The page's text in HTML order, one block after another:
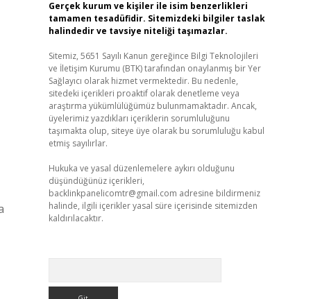
Gerçek kurum ve kişiler ile isim benzerlikleri
tamamen tesadüfidir. Sitemizdeki bilgiler taslak
halindedir ve tavsiye niteliği taşımazlar.
Sitemiz, 5651 Sayılı Kanun gereğince Bilgi Teknolojileri
ve İletişim Kurumu (BTK) tarafından onaylanmış bir Yer
Sağlayıcı olarak hizmet vermektedir. Bu nedenle,
sitedeki içerikleri proaktif olarak denetleme veya
araştırma yükümlülüğümüz bulunmamaktadır. Ancak,
üyelerimiz yazdıkları içeriklerin sorumluluğunu
taşımakta olup, siteye üye olarak bu sorumluluğu kabul
etmiş sayılırlar.
Hukuka ve yasal düzenlemelere aykırı olduğunu
düşündüğünüz içerikleri,
backlinkpanelicomtr@gmail.com adresine bildirmeniz
halinde, ilgili içerikler yasal süre içerisinde sitemizden
kaldırılacaktır.